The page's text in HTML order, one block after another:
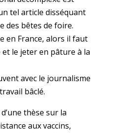
tel article disséquant
des bêtes de foire.
en France, alors il faut
le jeter en pâture à la
avec le journalisme
bâclé.
thèse sur la
aux vaccins,